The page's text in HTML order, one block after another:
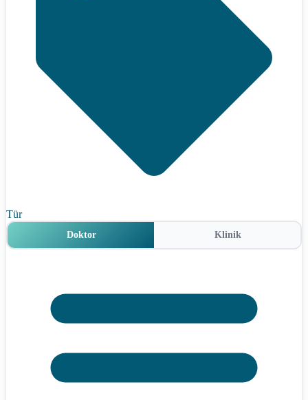
Tür
Doktor Klinik